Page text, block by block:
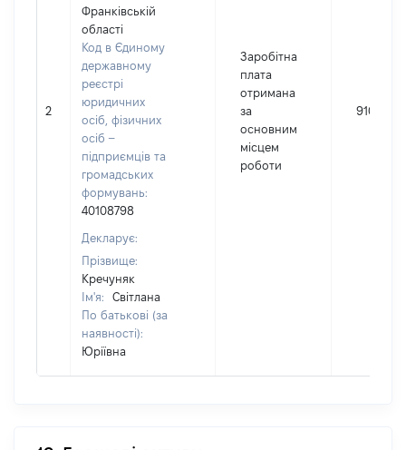
2
Франківській
області
Код в Єдиному
державному
реєстрі
юридичних
осіб, фізичних
осіб –
підприємців та
громадських
формувань:
40108798
Декларує:
Прізвище:
Кречуняк
Ім'я:
Світлана
По батькові (за
наявності):
Юріївна
Заробітна
плата
отримана
за
основним
місцем
роботи
91029